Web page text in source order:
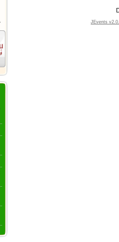
JEvents